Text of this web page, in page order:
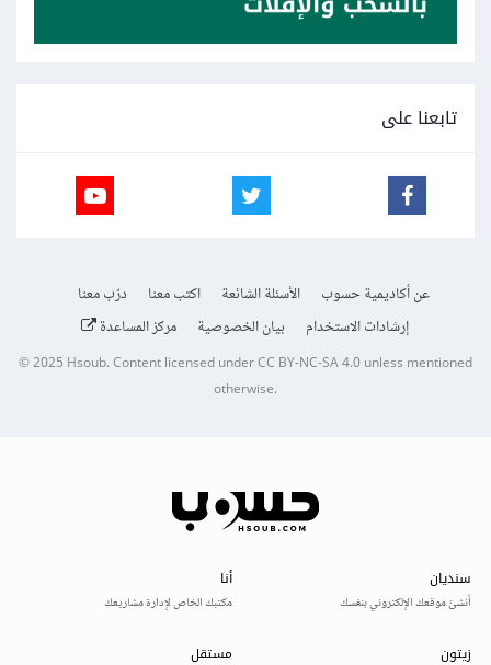
تابعنا على
عن أكاديمية حسوب الأسئلة الشائعة اكتب معنا
درّب معنا
إرشادات الاستخدام
بيان الخصوصية مركز المساعدة
© 2025Hsoub.Content licensed underCC BY-NC-SA 4.0unless mentioned
otherwise.